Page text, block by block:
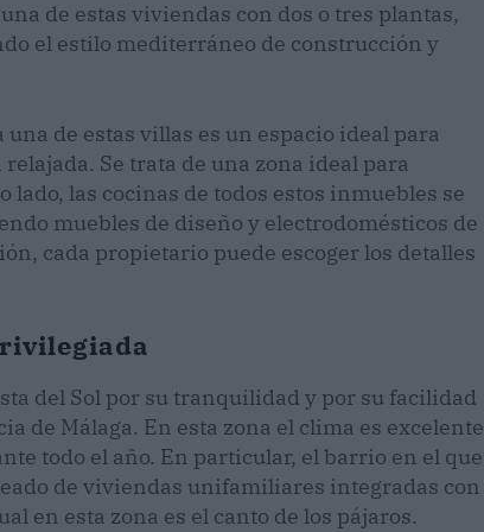
de estas viviendas con dos o tres plantas,
el estilo mediterráneo de construcción y
de estas villas es un espacio ideal para
Se trata de una zona ideal para
las cocinas de todos estos inmuebles se
muebles de diseño y electrodomésticos de
cada propietario puede escoger los detalles
del Sol por su tranquilidad y por su facilidad
de Málaga. En esta zona el clima es excelente
todo el año. En particular, el barrio en el que
de viviendas unifamiliares integradas con
en esta zona es el canto de los pájaros.